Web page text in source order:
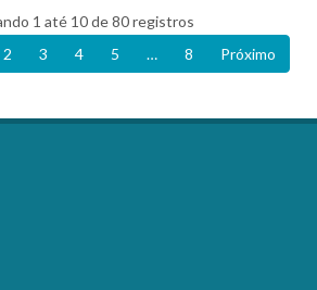
1 até 10 de 80 registros
2 3 4 5 … 8 Próximo